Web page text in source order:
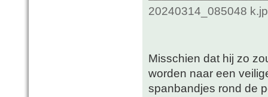
20240314_085048
Misschien dat hij zo
worden naar een
spanbandjes rond de